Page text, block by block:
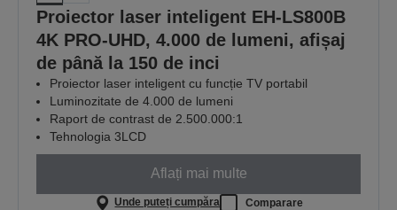
Proiector laser inteligent EH-LS800B
4K PRO-UHD, 4.000 de lumeni, afișaj
de până la 150 de inci
Proiector laser inteligent cu funcție TV portabil
Luminozitate de 4.000 de lumeni
Raport de contrast de 2.500.000:1
Tehnologia 3LCD
Aflați mai multe
Unde puteți cumpăra Comparare